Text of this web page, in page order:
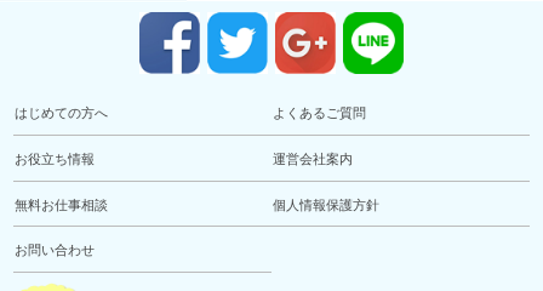
はじめての方へ よくあるご質問
お役立ち情報 運営会社案内
無料お仕事相談 個人情報保護方針
お問い合わせ